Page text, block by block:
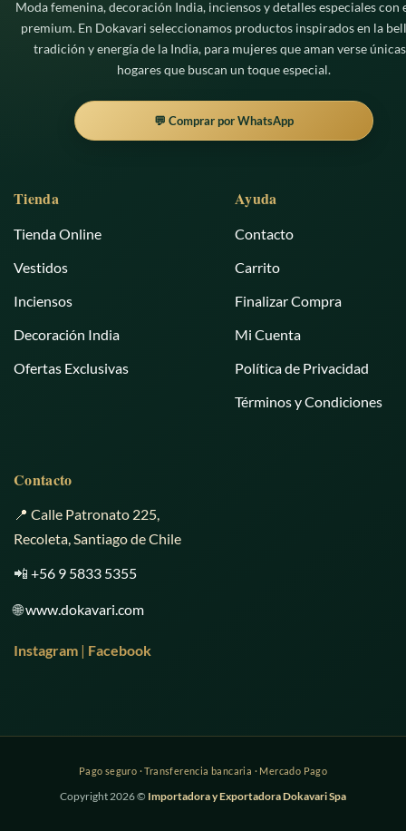
Moda femenina, decoración India, inciensos y detalles especiales con
premium. En Dokavari seleccionamos productos inspirados en la
tradición y energía de la India, para mujeres que aman verse
hogares que buscan un toque especial.
💬 Comprar por WhatsApp
Tienda
Tienda Online
Vestidos
Inciensos
Decoración India
Ofertas Exclusivas
Ayuda
Contacto
Carrito
Finalizar Compra
Mi Cuenta
Política de Privacidad
Términos y Condiciones
Contacto
📍 Calle Patronato 225,
Recoleta, Santiago de Chile
📲 +56 9 5833 5355
🌐www.dokavari.com
Instagram | Facebook
Copyright 2026 © Importadora y Exportadora Dokavari Spa